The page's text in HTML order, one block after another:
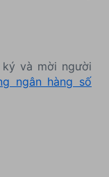
và mời người
ngân hàng số